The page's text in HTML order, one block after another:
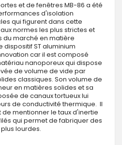
et de fenêtres MB-86 a été
d'isolation
qui figurent dans cette
normes les plus strictes et
du marché en matière
dispositif ST aluminium
car il est composé
nanoporeux qui dispose
de volume de vide par
classiques. Son volume de
en matières solides et sa
de canaux tortueux lui
de conductivité thermique. Il
mentionner le taux d'inertie
qui permet de fabriquer des
lourdes.